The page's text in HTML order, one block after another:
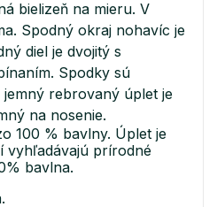
bielizeň na mieru. V
Spodný okraj nohavíc je
diel je dvojitý s
Spodky sú
rebrovaný úplet je
na nosenie.
100 % bavlny. Úplet je
prírodné
bavlna.